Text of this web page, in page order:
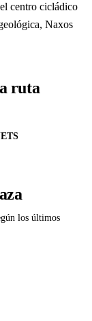
centro cicládico
Naxos
ruta
los últimos